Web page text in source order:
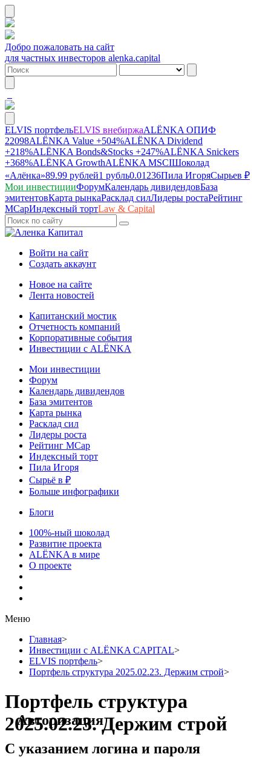
Добро пожаловать на сайт
для частных инвесторов alenka.capital
ELVIS портфельELVIS внебиржаALЁNKA ОПИФ
22098ALЁNKA Value +504%ALЁNKA Dividend
+218%ALЁNKA Bonds&Stocks +247%ALЁNKA Snickers
+368%ALЁNKA GrowthALЁNKA MSCIШоколад
«Алёнка»89.99 рублей1 рубль0.01236Пила ИгоряСырьев ₽
Мои инвестицииФорумКалендарь дивидендовБаза
эмитентовКарта рынкаРасклад силЛидеры ростаРейтинг
MCapИндексный тортLaw & Capital
Войти на сайт
Создать аккаунт
Новое на сайте
Лента новостей
Капитанский мостик
Отчетность компаний
Корпоративные события
Инвестиции с ALЁNKA
Мои инвестиции
Форум
Календарь дивидендов
База эмитентов
Карта рынка
Расклад сил
Лидеры роста
Рейтинг MCap
Индексный торт
Пила Игоря
Сырьё в ₽
Больше инфографики
Блоги
100%-ный шоколад
Развитие проекта
ALЁNKA в мире
О проекте
Меню
Главная>
Инвестиции с ALЁNKA CAPITAL>
ELVIS портфель>
Портфель структура 2025.02.23. Держим строй>
Портфель структура
2025.02.23. Держим строй
Авторизация
С указанием логина и пароля